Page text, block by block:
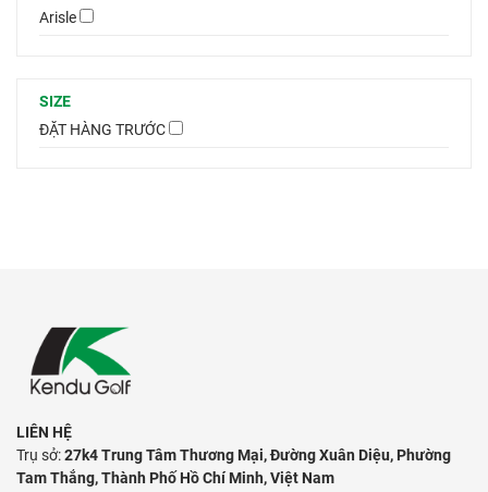
Arisle
SIZE
ĐẶT HÀNG TRƯỚC
LIÊN HỆ
Trụ sở:27k4 Trung Tâm Thương Mại, Đường Xuân Diệu, Phường
Tam Thắng, Thành Phố Hồ Chí Minh, Việt Nam